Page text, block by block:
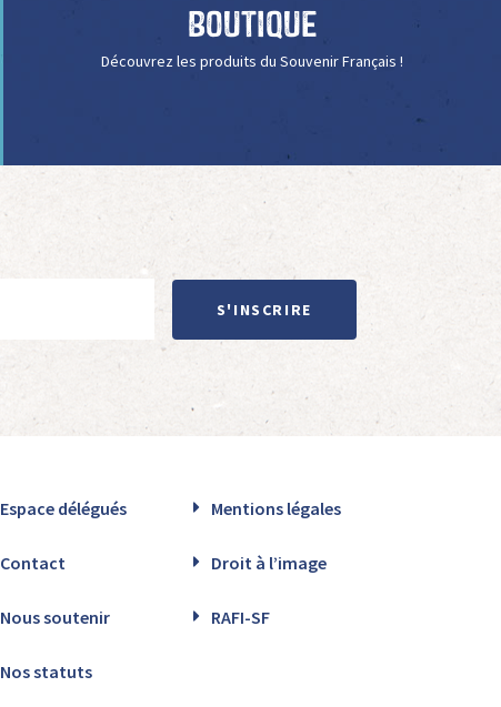
Boutique
Découvrez les produits du Souvenir Français !
S'INSCRIRE
Espace délégués Mentions légales
Contact Droit à l’image
Nous soutenir RAFI-SF
Nos statuts